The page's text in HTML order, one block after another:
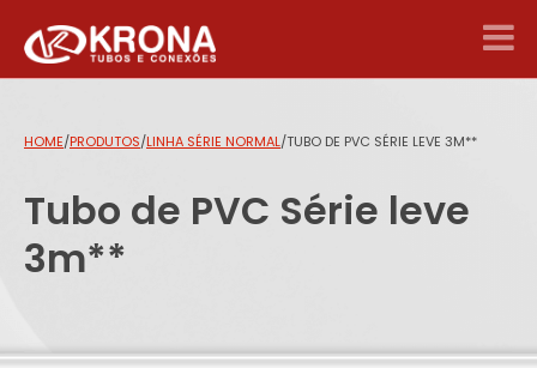
HOME/PRODUTOS/LINHA SÉRIE NORMAL/TUBO DE PVC SÉRIE LEVE 3M**
Tubo de PVC Série leve
3m**